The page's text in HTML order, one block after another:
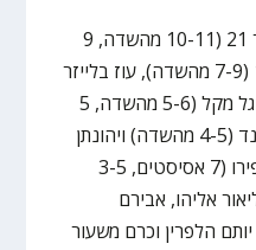
אלישי כדיר 21 (10-11 מהשדה, 9
ריבאונדים), אייזק רוזפלט 15 (7-9 מהשדה), עוז בלייזר
12 (3-5 לשלוש), שון דאוסון וגל מקל (5-6 מהשדה, 5
אסיסטים) 11 כ"א, רביב לימונד (4-5 מהשדה) ויהונתן
שולדבראנד 10 כ"א, מאיר טפירו (7 אסיסטים, 3-5
שמחון 9 כ"א, ליאור אליהו, אבירם
ואפיק ניסים 7 כ"א, יותם הלפרין וכרם משעור